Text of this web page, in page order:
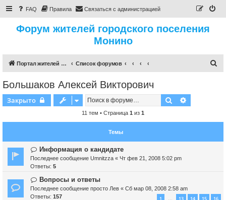
FAQ Правила Связаться с администрацией
Форум жителей городского поселения
Монино
Портал жителей городского поселения Монино Список форумов
Большаков Алексей Викторович
Закрыто Поиск
11 тем • Страница 1 из 1
Темы
Информация о кандидате
Последнее сообщение Umnitzza « Чт фев 21, 2008 5:02 pm
Ответы: 5
Вопросы и ответы
Последнее сообщение просто Лев « Сб мар 08, 2008 2:58 am
Ответы: 157 1 13 14 15 16